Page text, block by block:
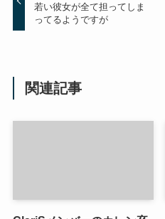
若い彼女が全て担ってしま
ってるようですが
関連記事